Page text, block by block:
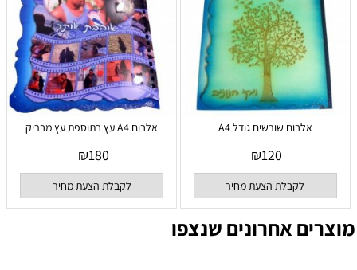
אלבום שורשים גודל A4
₪120
לקבלת הצעת מחיר
אלבום A4 עץ בתוספת עץ מבריק
₪180
לקבלת הצעת מחיר
מוצרים אחרונים שנצפו